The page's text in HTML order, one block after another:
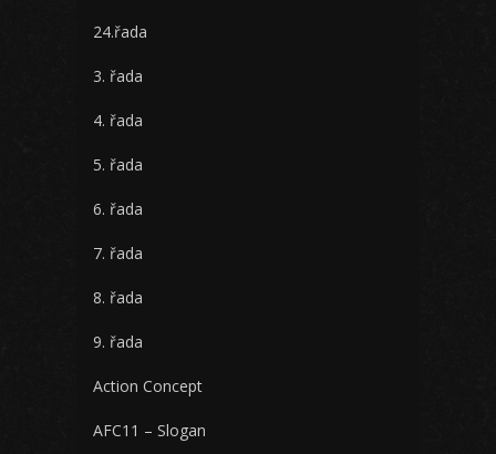
24.řada
3. řada
4. řada
5. řada
6. řada
7. řada
8. řada
9. řada
Action Concept
AFC11 – Slogan